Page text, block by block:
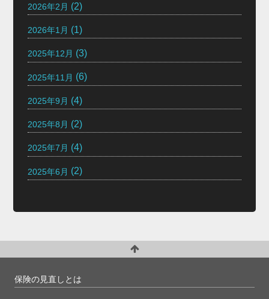
2026年2月 (2)
2026年1月 (1)
2025年12月 (3)
2025年11月 (6)
2025年9月 (4)
2025年8月 (2)
2025年7月 (4)
2025年6月 (2)
保険の見直しとは